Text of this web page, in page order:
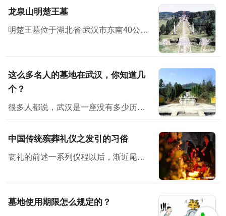
龙泉山明楚王墓
明楚王墓位于湖北省 武汉市东南40公里处
这么多名人的墓地在武汉，你知道几
个？
很多人都说，武汉是一座没有多少历史感的城市。但其实不然，它有它的韵味。也许，你在武汉没有见过多少历史古迹、文物等，但其实它就隐藏在你身边，只是你没有发现而已。不说别的，位于武汉的古墓地就有多座...
中国传统殡葬礼仪之发引的习俗
丧礼的前述一系列仪程以后，渐近尾声即发引、下葬了。按古礼来看，三月而葬，时间太长，尸体不易保存，生者也不胜其劳。因而，古时候就有所谓“渴葬”、“血葬”即七天之内不卜而葬。后世的停...
墓地使用期限怎么规定的？